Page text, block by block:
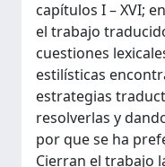
capítulos I – XVI;
el trabajo
cuestiones
estilísticas
estrategias
resolverlas y
por que se ha
Cierran el trabajo